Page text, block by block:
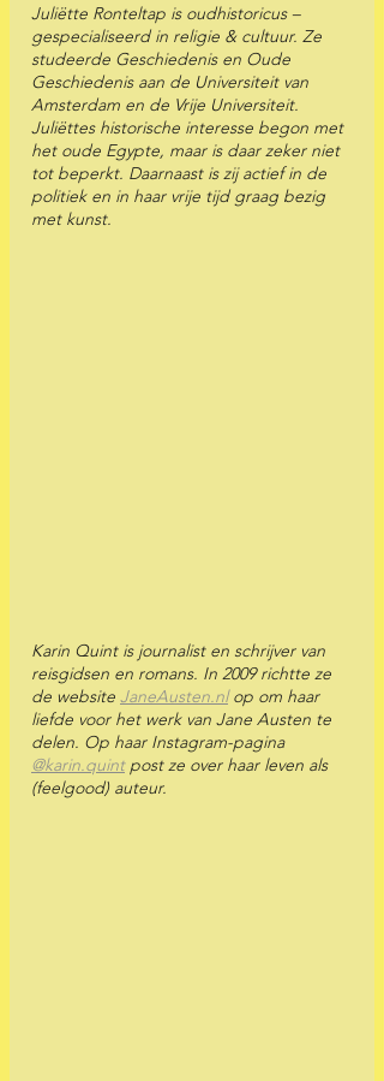
Juliëtte Ronteltap is oudhistoricus –
gespecialiseerd in religie & cultuur. Ze
studeerde Geschiedenis en Oude
Geschiedenis aan de Universiteit van
Amsterdam en de Vrije Universiteit.
Juliëttes historische interesse begon met
het oude Egypte, maar is daar zeker niet
tot beperkt. Daarnaast is zij actief in de
politiek en in haar vrije tijd graag bezig
met kunst.
Karin Quint is journalist en schrijver van
reisgidsen en romans. In 2009 richtte ze
de website JaneAusten.nl op om haar
liefde voor het werk van Jane Austen te
delen. Op haar Instagram-pagina
@karin.quint post ze over haar leven als
(feelgood) auteur.